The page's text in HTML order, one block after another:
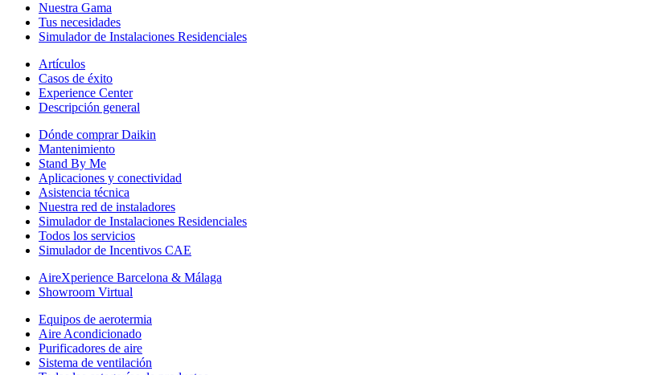
Nuestra Gama
Tus necesidades
Simulador de Instalaciones Residenciales
Artículos
Casos de éxito
Experience Center
Descripción general
Dónde comprar Daikin
Mantenimiento
Stand By Me
Aplicaciones y conectividad
Asistencia técnica
Nuestra red de instaladores
Simulador de Instalaciones Residenciales
Todos los servicios
Simulador de Incentivos CAE
AireXperience Barcelona & Málaga
Showroom Virtual
Equipos de aerotermia
Aire Acondicionado
Purificadores de aire
Sistema de ventilación